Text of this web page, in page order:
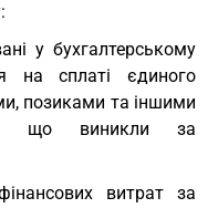
у бухгалтерському
на сплаті єдиного
позиками та іншими
що виникли за
витрат за